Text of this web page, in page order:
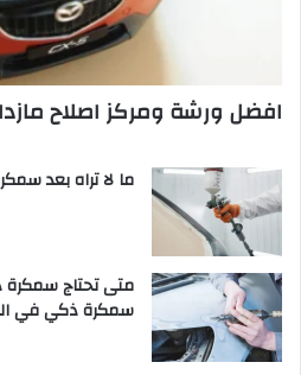
افضل ورشة ومركز اصلاح
ما لا تراه بعد
متى تحتاج سمكرة
سمكرة ذكي في